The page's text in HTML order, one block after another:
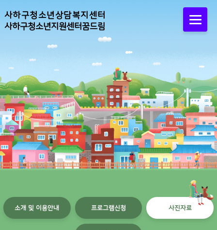
사하구청소년상담복지센터
사하구청소년지원센터꿈드림
소개 및 이용안내 프로그램신청 사진자료